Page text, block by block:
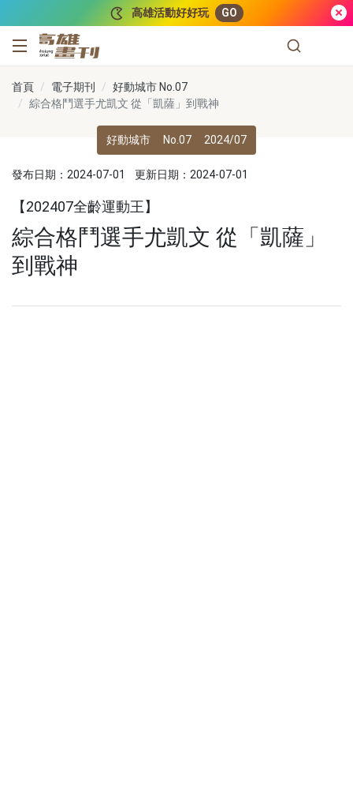
高雄活動好好玩 GO
高雄畫刊
首頁 電子期刊
好動城市 No.07
綜合格鬥選手尤凱文 從「凱薩」到戰神
好動城市 No.07 2024/07
發布日期：2024-07-01 更新日期：2024-07-01
【202407全齡運動王】
綜合格鬥選手尤凱文 從「凱薩」
到戰神